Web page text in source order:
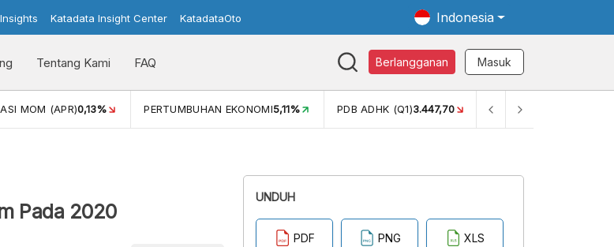
Katadata Insight Center KatadataOto Indonesia
Tentang Kami FAQ Berlangganan Masuk
MOM (APR)0,13% PERTUMBUHAN EKONOMI5,11% PDB ADHK (Q1)3.447,70 GINI RASIO (SEM2)
Pada 2020
UNDUH
PDF PNG XLS